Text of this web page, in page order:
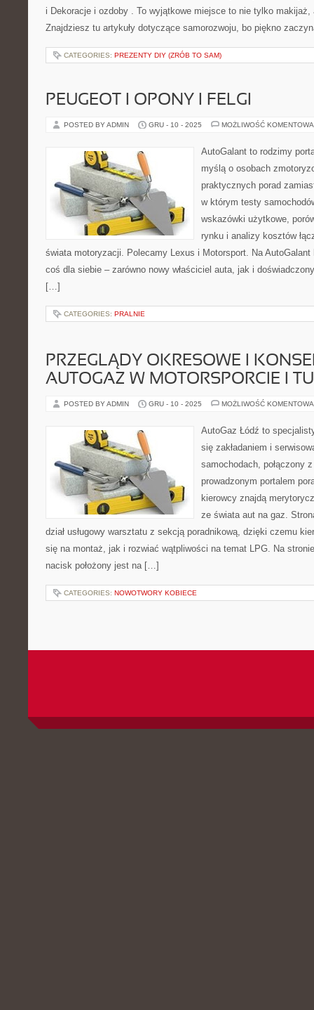
i Dekoracje i ozdoby . To wyjątkowe miejsce to nie tylko makijaż,
Znajdziesz tu artykuły dotyczące samorozwoju, bo piękno
CATEGORIES: PREZENTY DIY (ZRÓB TO SAM)
PEUGEOT I OPONY I FELGI
POSTED BY ADMIN GRU - 10 - 2025 MOŻLIWOŚĆ
AutoGalant to rodzimy
myślą o osobach
praktycznych porad
w którym testy
wskazówki użytkowe,
rynku i analizy kosztów
świata motoryzacji. Polecamy Lexus i Motorsport. Na
coś dla siebie – zarówno nowy właściciel auta, jak i
[…]
CATEGORIES: PRALNIE
PRZEGLĄDY OKRESOWE I
AUTOGAZ W MOTORSPORCIE I
POSTED BY ADMIN GRU - 10 - 2025 MOŻLIWOŚĆ
AutoGaz Łódź to
się zakładaniem i
samochodach, połączony
prowadzonym portalem
kierowcy znajdą
ze świata aut na gaz.
dział usługowy warsztatu z sekcją poradnikową, dzięki czemu
się na montaż, jak i rozwiać wątpliwości na temat LPG. Na
nacisk położony jest na […]
CATEGORIES: NOWOTWORY KOBIECE